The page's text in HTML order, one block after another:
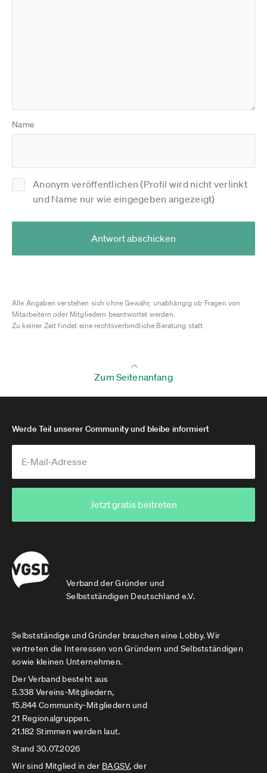
Name
Anonym veröffentlichen (Profil wird nicht verlinkt
und Name nur wie eingegeben angezeigt)
Antwort abschicken
Alle Angaben verstehen sich ohne Gewähr, unabhängig ob Fragen von
Mitarbeitern oder Mitgliedern beantwortet werden.
Zu keiner Zeit findet eine rechtsverbindliche Beratung statt.
Zum Seitenanfang
Verband der Gründer und
Selbstständigen Deutschland e.V.
Werde Teil unserer Community und bleibe informiert
Jetzt gratis beitreten
Selbstständige und Gründer brauchen eine Lobby. Wir
vertreten die Interessen von Gründern und Selbstständigen
sowie kleinen Unternehmen.
Der Verband besteht aus
5.338 Vereins-Mitgliedern,
15.844 Community-Mitgliedern und
21 Regionalgruppen.
21.182 Stimmen werden laut.
Stand 30.07.2026
Wir sind Mitglied in der BAGSV, der